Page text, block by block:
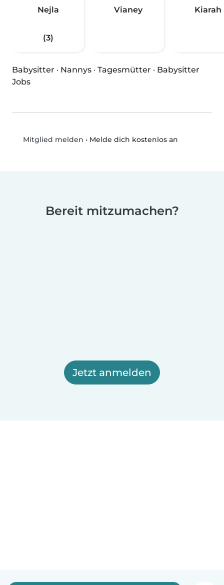
Nejla
(3)
Vianey Kiarah
Babysitter · Nannys · Tagesmütter · Babysitter
Jobs
Mitglied melden • Melde dich kostenlos an
Bereit mitzumachen?
Jetzt anmelden